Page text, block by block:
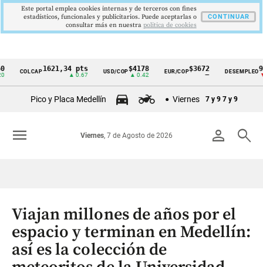
Cintillo
Colombia
1621,34 pts USD/COP$4178
▲ 0.42
EUR/COP$3672
—
DESEMPLEO9,9 %
▼ 0.30
Pico y Placa Medellín Viernes 7 y 9 7 y 9
person search
Viernes, 7 de Agosto de 2026
menu
Viajan millones de años por el
espacio y terminan en Medellín:
así es la colección de
Este portal emplea cookies internas y de terceros con fines
estadísticos, funcionales y publicitarios. Puede aceptarlas o
consultar más en nuestra politica de cookies
CONTINUAR